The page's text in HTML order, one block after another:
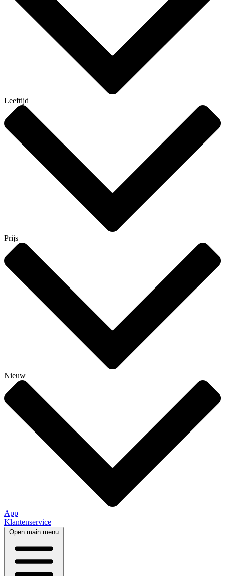
Leeftijd
Prijs
Nieuw
App
Klantenservice
Open main menu